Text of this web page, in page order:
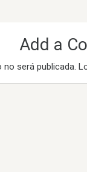
Add a
será publicada.